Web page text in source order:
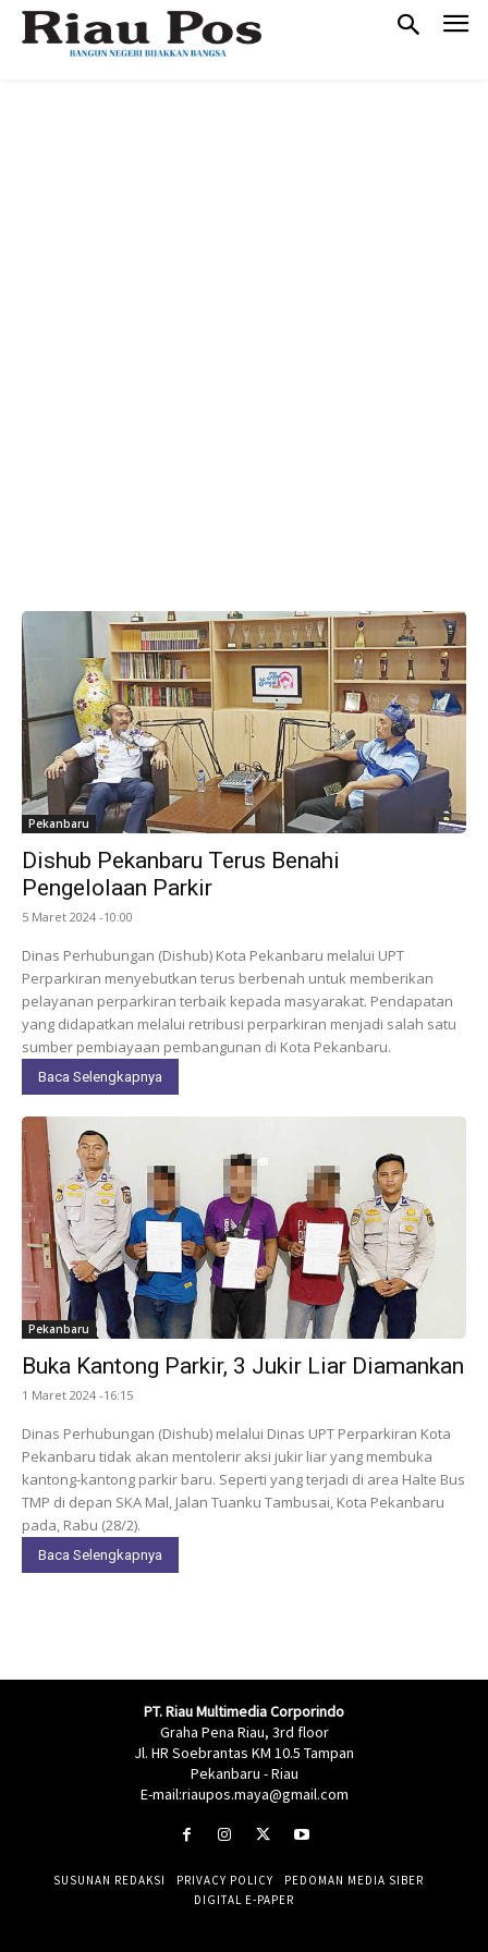
Pekanbaru
Dishub Pekanbaru Terus Benahi
Pengelolaan Parkir
5 Maret 2024 -10:00
Dinas Perhubungan (Dishub) Kota Pekanbaru melalui UPT
Perparkiran menyebutkan terus berbenah untuk memberikan
pelayanan perparkiran terbaik kepada masyarakat. Pendapatan
yang didapatkan melalui retribusi perparkiran menjadi salah satu
sumber pembiayaan pembangunan di Kota Pekanbaru.
Baca Selengkapnya
Pekanbaru
Buka Kantong Parkir, 3 Jukir Liar Diamankan
1 Maret 2024 -16:15
Dinas Perhubungan (Dishub) melalui Dinas UPT Perparkiran Kota
Pekanbaru tidak akan mentolerir aksi jukir liar yang membuka
kantong-kantong parkir baru. Seperti yang terjadi di area Halte Bus
TMP di depan SKA Mal, Jalan Tuanku Tambusai, Kota Pekanbaru
pada, Rabu (28/2).
Baca Selengkapnya
PT. Riau Multimedia Corporindo
Graha Pena Riau, 3rd floor
Jl. HR Soebrantas KM 10.5 Tampan
Pekanbaru - Riau
E-mail:riaupos.maya@gmail.com
SUSUNAN REDAKSI PRIVACY POLICY
PEDOMAN MEDIA SIBER
DIGITAL E-PAPER